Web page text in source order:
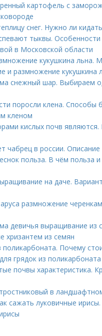
картофель с
снег. Нужно ли
тыквы.
в Московской области
кукушкина льна.
и размножение кукушкина
снежный шар. Выбираем
поросли клена. Способы
кленом
кислых почв являются.
чабрец в россии.
польза. В чём польза и
на даче.
размножение
девичья выращивание из
хризантем из семян
поликарбоната. Почему
грядок из поликарбоната
почвы характеристика.
в
сажать луковичные